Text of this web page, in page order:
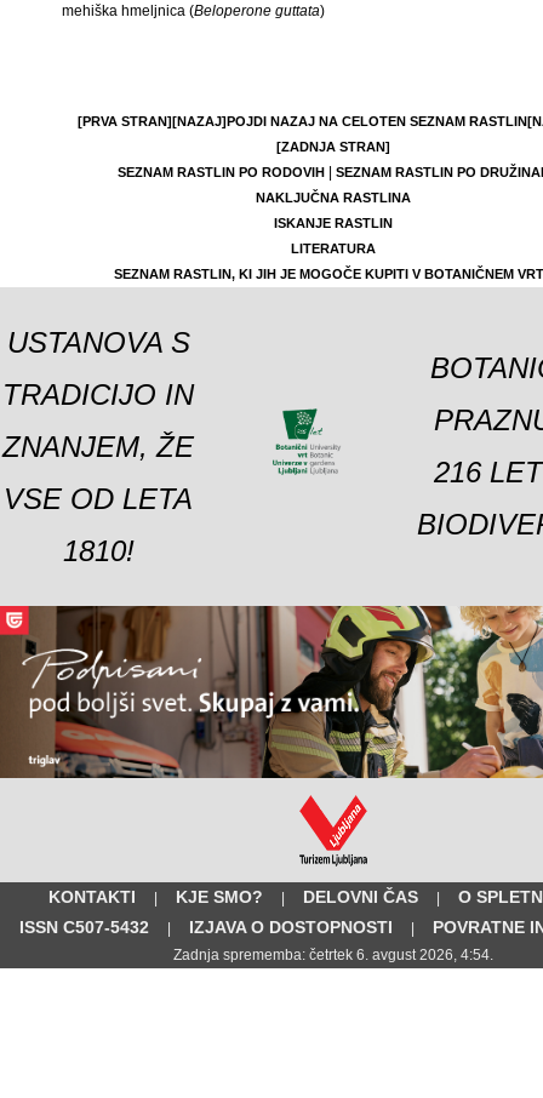
mehiška hmeljnica (Beloperone guttata)
[PRVA STRAN][NAZAJ]POJDI NAZAJ NA CELOTEN SEZNAM RASTLIN
[ZADNJA STRAN]
SEZNAM RASTLIN PO RODOVIH|
SEZNAM RASTLIN PO
NAKLJUČNA RASTLINA
ISKANJE RASTLIN
LITERATURA
SEZNAM RASTLIN, KI JIH JE MOGOČE KUPITI V BOTANIČNEM
USTANOVA S
TRADICIJO IN
ZNANJEM, ŽE
VSE OD LETA
1810!
216
KONTAKTI | KJE SMO? | DELOVNI ČAS |
O
ISSN C507-5432
| IZJAVA O DOSTOPNOSTI | POVRATNE
Zadnja sprememba: četrtek 6. avgust 2026, 4:54.